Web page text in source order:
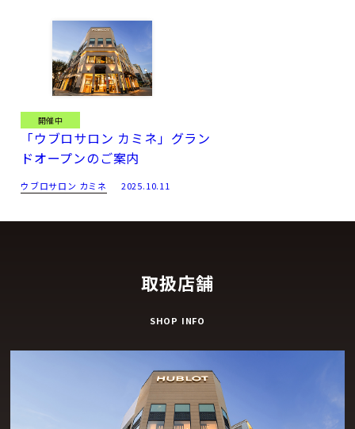
開催中
「ウブロサロン カミネ」グラン
ドオープンのご案内
ウブロサロン カミネ 2025.10.11
取扱店舗
SHOP INFO